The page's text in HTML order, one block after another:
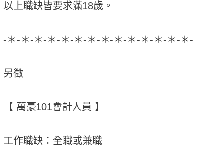
以上職缺皆要求滿18歲。
-＊-＊-＊-＊-＊-＊-＊-＊-＊-＊-＊-＊-＊-＊-
另徵
【 萬豪101會計人員 】
工作職缺：全職或兼職